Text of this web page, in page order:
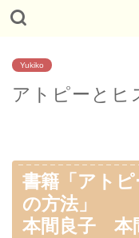
Yukiko
アトピーとヒ
書籍「アト
の方法」
本間良子